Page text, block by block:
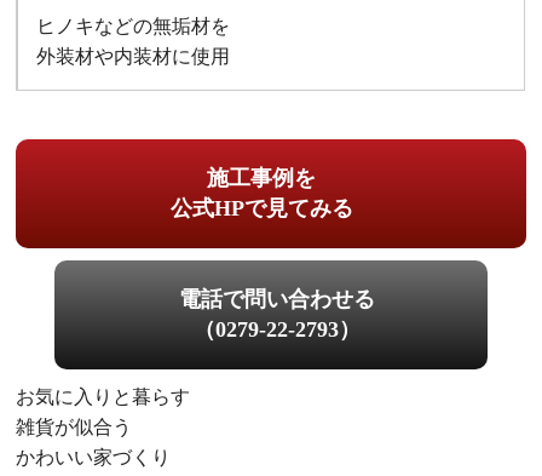
ヒノキなどの無垢材を
外装材や内装材に使用
施工事例を
公式HPで見てみる
電話で問い合わせる
（0279-22-2793）
お気に入りと暮らす
雑貨が似合う
かわいい家づくり